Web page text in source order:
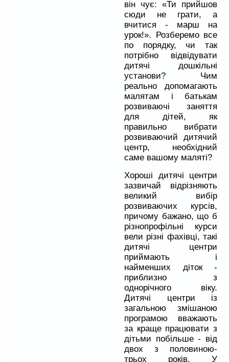
він чує: «Ти прийшов
сюди не грати, а
вчитися - марш на
урок!». Розберемо все
по порядку, чи так
потрібно відвідувати
дитячі дошкільні
установи? Чим
реально допомагають
малятам і батькам
розвиваючі заняття
для дітей, як
правильно вибрати
розвиваючий дитячий
центр, необхідний
саме вашому маляті?
Хороші дитячі центри
зазвичай відрізняють
великий вибір
розвиваючих курсів,
причому бажано, що б
різнопрофільні курси
вели різні фахівці, такі
дитячі центри
приймають і
найменших діток -
приблизно з
однорічного віку.
Дитячі центри із
загальною змішаною
програмою вважають
за краще працювати з
дітьми побільше - від
двох з половиною-
трьох років. У